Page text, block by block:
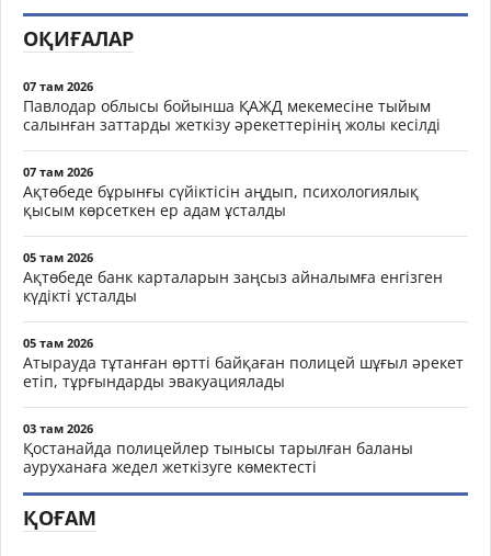
ОҚИҒАЛАР
07 там 2026
Павлодар облысы бойынша ҚАЖД мекемесіне тыйым
салынған заттарды жеткізу әрекеттерінің жолы кесілді
07 там 2026
Ақтөбеде бұрынғы сүйіктісін аңдып, психологиялық
қысым көрсеткен ер адам ұсталды
05 там 2026
Ақтөбеде банк карталарын заңсыз айналымға енгізген
күдікті ұсталды
05 там 2026
Атырауда тұтанған өртті байқаған полицей шұғыл әрекет
етіп, тұрғындарды эвакуациялады
03 там 2026
Қостанайда полицейлер тынысы тарылған баланы
ауруханаға жедел жеткізуге көмектесті
ҚОҒАМ